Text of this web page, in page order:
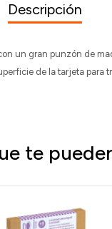
Descripción
un gran punzón de
de la tarjeta para
te